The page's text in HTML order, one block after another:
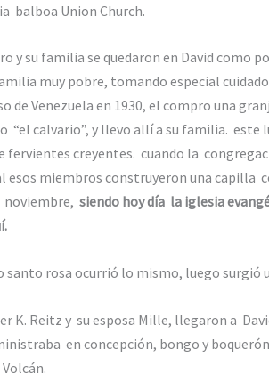
balboa Union Church.
y su familia se quedaron en David como
muy pobre, tomando especial
de Venezuela en 1930, el compro una
“el calvario”, y llevo allí a su familia. este
fervientes creyentes. cuando la
esos miembros construyeron una capilla
noviembre, siendo hoy día la iglesia
santo rosa ocurrió lo mismo, luego surgió
K. Reitz y su esposa Mille, llegaron a
en concepción, bongo y